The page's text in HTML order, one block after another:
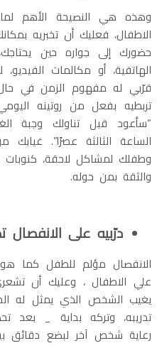
وهذه هي النصيحة الأهم
الاطفال، فعليك أن تخبريه
حضورك إلى جواره حين يحتاجك،
الهاتفية، أو مكالمات
قرّبي له مفهوم الزمن في
تربطيه بفعل من روتينه
“سأعود قبل تناولك وجبة
الساعة الثالثة عصرًا”.
وطفلك لمشاكل لاحقة، كنوبات
والثقة بمن حوله.
درّبيه على الانفصال
الانفصال مؤلم للطفل كما
علي الاطفال ، وعليك أن
يغيب الشخص الذي يمثل له
تدريبه، وتركه بداية _ بعد
رعاية شخص آخر لبضع دقائق